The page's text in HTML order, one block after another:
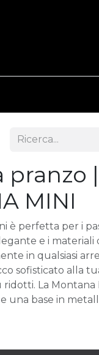
pranzo |
MINI
è perfetta per i
e i materiali
in qualsiasi
sofisticato alla
ridotti. La
una base in